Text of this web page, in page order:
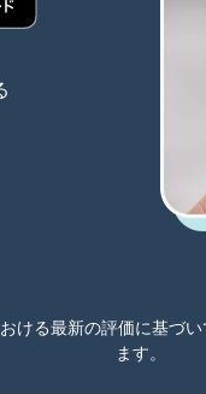
る最新の評価に基づ
ます。